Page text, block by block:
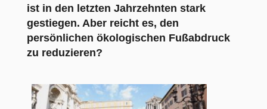
ist in den letzten Jahrzehnten stark
gestiegen. Aber reicht es, den
persönlichen ökologischen Fußabdruck
zu reduzieren?